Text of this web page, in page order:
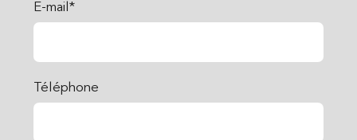
E-mail*
Téléphone